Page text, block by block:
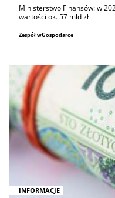
Ministerstwo Finansów: w
wartości ok. 57 mld zł
Zespół wGospodarce
INFORMACJE